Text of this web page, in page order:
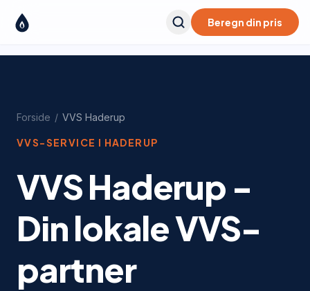
Beregn din pris
Forside / VVS Haderup
VVS-SERVICE I HADERUP
VVS Haderup -
Din lokale VVS-
partner